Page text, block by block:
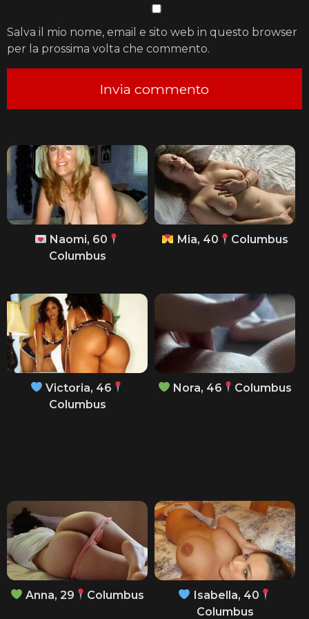
Salva il mio nome, email e sito web in questo browser
per la prossima volta che commento.
Naomi, 60
Columbus
Mia, 40 Columbus
Victoria, 46
Columbus
Nora, 46 Columbus
Anna, 29 Columbus
Isabella, 40
Columbus